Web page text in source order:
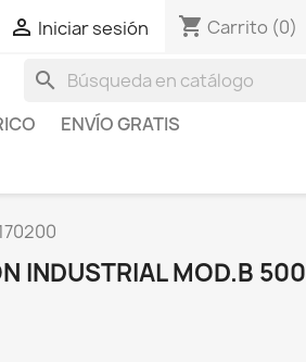
 Iniciar sesión shopping_cart Carrito (0)
search
ENVÍO GRATIS
INDUSTRIAL MOD.B 500